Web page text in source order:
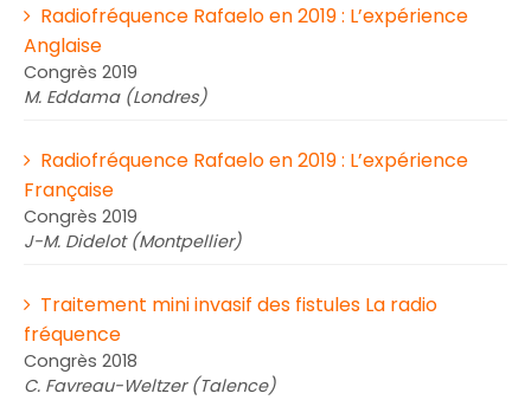
Radiofréquence Rafaelo en 2019 : L’expérience
Anglaise
Congrès 2019
M. Eddama (Londres)
Radiofréquence Rafaelo en 2019 : L’expérience
Française
Congrès 2019
J-M. Didelot (Montpellier)
Traitement mini invasif des fistules La radio
fréquence
Congrès 2018
C. Favreau-Weltzer (Talence)